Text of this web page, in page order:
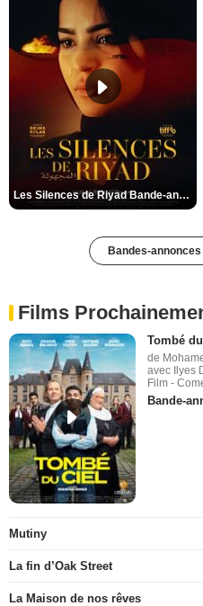
Les Silences de Riyad Bande-annonce VO STFR
Bandes-
Films
Tombé
de
avec Ilyes
Film -
Bande-
Mutiny
La fin d’Oak Street
La Maison de nos rêves